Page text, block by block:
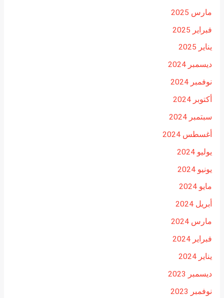
مارس 2025
فبراير 2025
يناير 2025
ديسمبر 2024
نوفمبر 2024
أكتوبر 2024
سبتمبر 2024
أغسطس 2024
يوليو 2024
يونيو 2024
مايو 2024
أبريل 2024
مارس 2024
فبراير 2024
يناير 2024
ديسمبر 2023
نوفمبر 2023